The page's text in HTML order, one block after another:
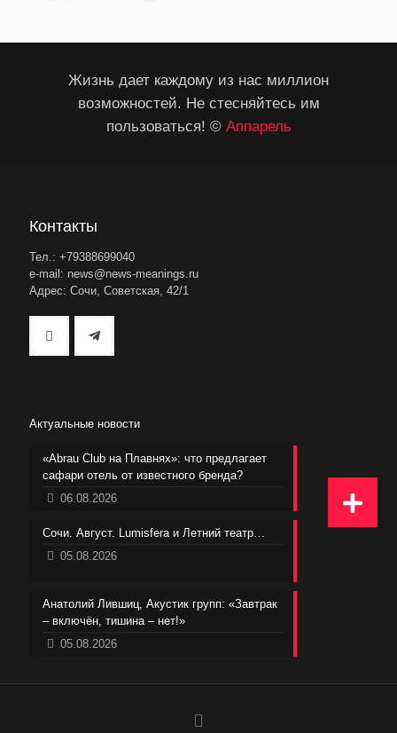
Жизнь дает каждому из нас миллион
возможностей. Не стесняйтесь им
пользоваться! © Аппарель
Контакты
Тел.: +79388699040
e-mail: news@news-meanings.ru
Адрес: Сочи, Советская, 42/1
Актуальные новости
«Abrau Club на Плавнях»: что предлагает
сафари отель от известного бренда?
06.08.2026
Сочи. Август. Lumisfera и Летний театр…
05.08.2026
Анатолий Лившиц, Акустик групп: «Завтрак
– включён, тишина – нет!»
05.08.2026